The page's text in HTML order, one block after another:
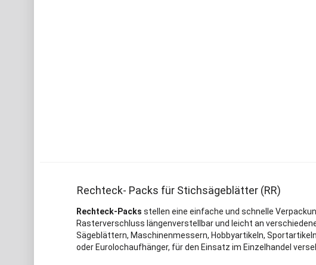
Rechteck- Packs für Stichsägeblätter (RR)
Rechteck-Packs stellen eine einfache und schnelle
Rasterverschluss längenverstellbar und leicht an
Sägeblättern, Maschinenmessern, Hobbyartikeln,
oder Eurolochaufhänger, für den Einsatz im Einzelhandel